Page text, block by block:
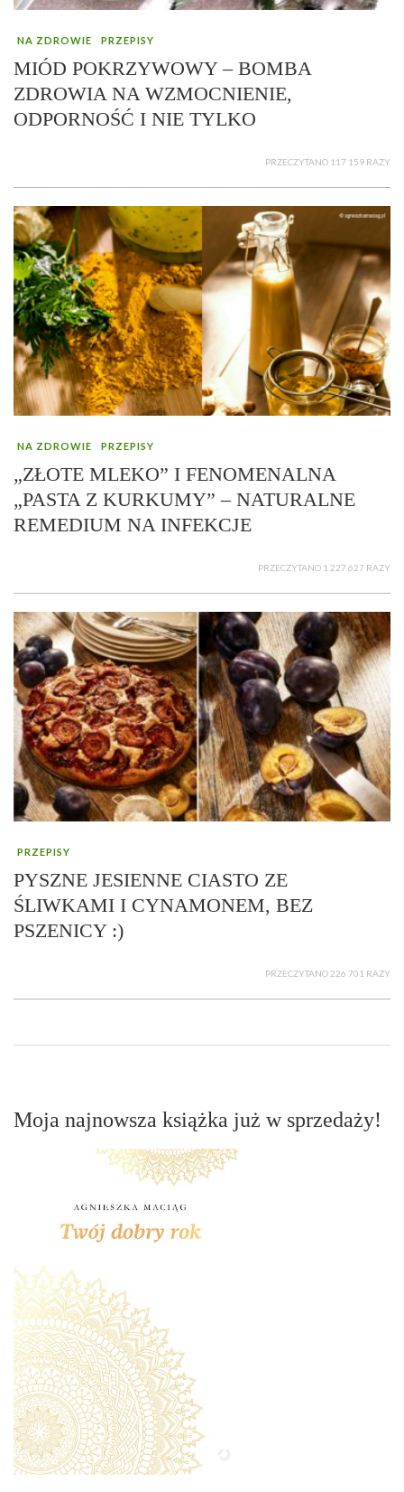
NA ZDROWIE PRZEPISY
MIÓD POKRZYWOWY – BOMBA
ZDROWIA NA WZMOCNIENIE,
ODPORNOŚĆ I NIE TYLKO
PRZECZYTANO 117 159 RAZY
NA ZDROWIE PRZEPISY
„ZŁOTE MLEKO” I FENOMENALNA
„PASTA Z KURKUMY” – NATURALNE
REMEDIUM NA INFEKCJE
PRZECZYTANO 1 227 627 RAZY
PRZEPISY
PYSZNE JESIENNE CIASTO ZE
ŚLIWKAMI I CYNAMONEM, BEZ
PSZENICY :)
PRZECZYTANO 226 701 RAZY
Moja najnowsza książka już w sprzedaży!